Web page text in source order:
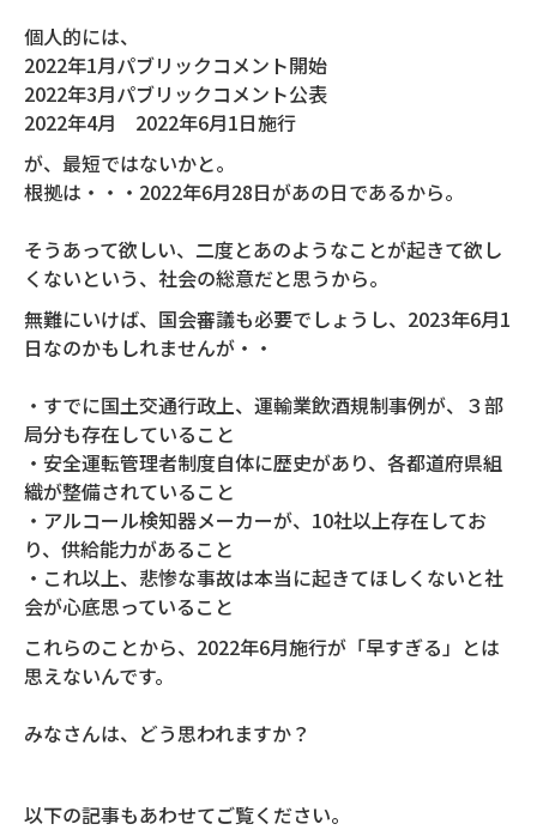
個人的には、
2022年1月パブリックコメント開始
2022年3月パブリックコメント公表
2022年4月 2022年6月1日施行
が、最短ではないかと。
根拠は・・・2022年6月28日があの日であるから。
そうあって欲しい、二度とあのようなことが起きて欲し
くないという、社会の総意だと思うから。
無難にいけば、国会審議も必要でしょうし、2023年6月1
日なのかもしれませんが・・
・すでに国土交通行政上、運輸業飲酒規制事例が、３部
局分も存在していること
・安全運転管理者制度自体に歴史があり、各都道府県組
織が整備されていること
・アルコール検知器メーカーが、10社以上存在してお
り、供給能力があること
・これ以上、悲惨な事故は本当に起きてほしくないと社
会が心底思っていること
これらのことから、2022年6月施行が「早すぎる」とは
思えないんです。
みなさんは、どう思われますか？
以下の記事もあわせてご覧ください。